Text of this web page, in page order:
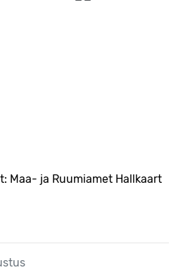
Maa- ja Ruumiamet Hallkaart